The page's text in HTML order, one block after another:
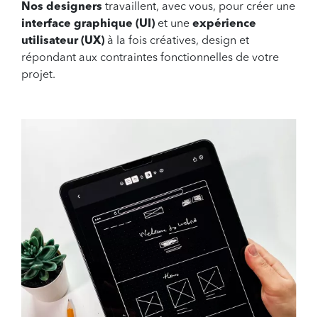
Nos designers travaillent, avec vous, pour créer une
interface graphique (UI) et une expérience
utilisateur (UX) à la fois créatives, design et
répondant aux contraintes fonctionnelles de votre
projet.